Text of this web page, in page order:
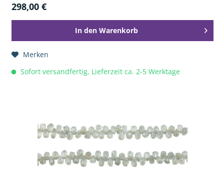
298,00 €
In den Warenkorb
Merken
Sofort versandfertig, Lieferzeit ca. 2-5 Werktage